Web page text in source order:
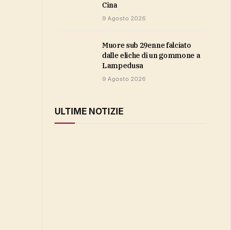
Cina
9 Agosto 2026
Muore sub 29enne falciato
dalle eliche di un gommone a
Lampedusa
9 Agosto 2026
ULTIME NOTIZIE